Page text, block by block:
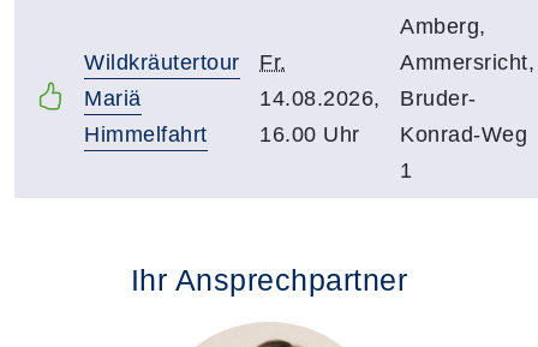
Wildkräutertour
Mariä
Himmelfahrt
Fr.
14.08.2026,
16.00 Uhr
Amberg,
Ammersricht,
Bruder-
Konrad-Weg
1
Ihr Ansprechpartner